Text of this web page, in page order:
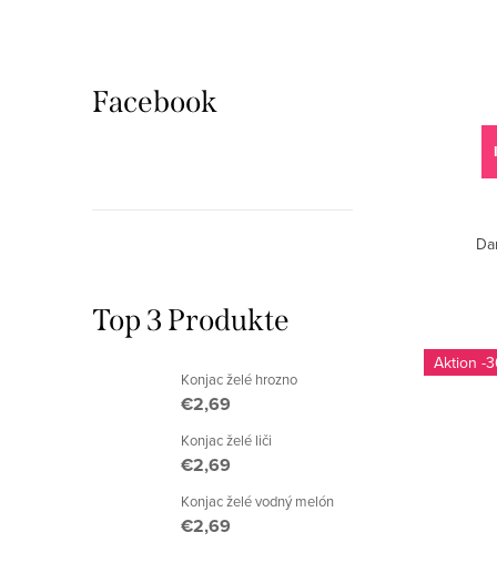
Facebook
Top 3 Produkte
Konjac želé hrozno
€2,69
Konjac želé liči
€2,69
Konjac želé vodný melón
€2,69
g
-